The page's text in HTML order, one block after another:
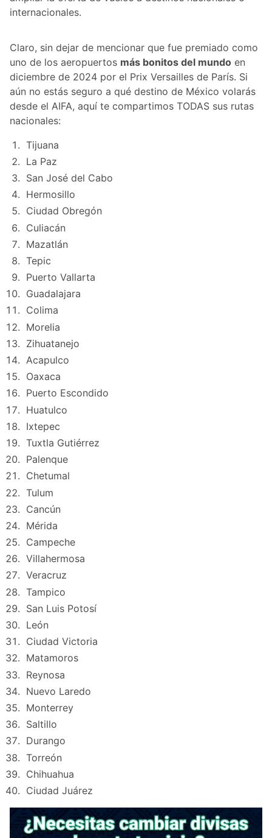
internacionales.
Claro, sin dejar de mencionar que fue premiado como
uno de los aeropuertos más bonitos del mundo en
diciembre de 2024 por el Prix Versailles de París. Si
aún no estás seguro a qué destino de México volarás
desde el AIFA, aquí te compartimos TODAS sus rutas
nacionales:
Tijuana
La Paz
San José del Cabo
Hermosillo
Ciudad Obregón
Culiacán
Mazatlán
Tepic
Puerto Vallarta
Guadalajara
Colima
Morelia
Zihuatanejo
Acapulco
Oaxaca
Puerto Escondido
Huatulco
Ixtepec
Tuxtla Gutiérrez
Palenque
Chetumal
Tulum
Cancún
Mérida
Campeche
Villahermosa
Veracruz
Tampico
San Luis Potosí
León
Ciudad Victoria
Matamoros
Reynosa
Nuevo Laredo
Monterrey
Saltillo
Durango
Torreón
Chihuahua
Ciudad Juárez